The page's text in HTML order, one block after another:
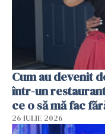
Cum au devenit
într-un
ce o să mă fac
26 IULIE 2026